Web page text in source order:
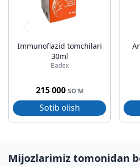
Immunoflazid tomchilari
30ml
Badex
215 000 SO'M
Sotib olish
Mijozlarimiz tomonidan